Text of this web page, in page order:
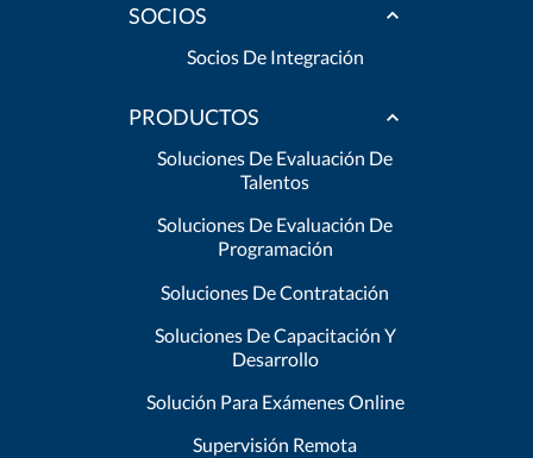
SOCIOS
Socios De Integración
PRODUCTOS
Soluciones De Evaluación De
Talentos
Soluciones De Evaluación De
Programación
Soluciones De Contratación
Soluciones De Capacitación Y
Desarrollo
Solución Para Exámenes Online
Supervisión Remota